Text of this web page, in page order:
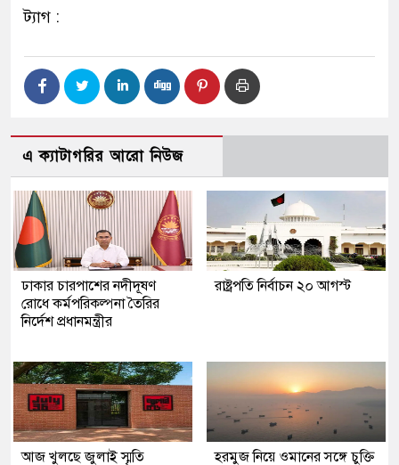
ট্যাগ :
এ ক্যাটাগরির আরো নিউজ
ঢাকার চারপাশের নদীদূষণ
রোধে কর্মপরিকল্পনা তৈরির
নির্দেশ প্রধানমন্ত্রীর
রাষ্ট্রপতি নির্বাচন ২০ আগস্ট
আজ খুলছে জুলাই স্মৃতি
হরমুজ নিয়ে ওমানের সঙ্গে চুক্তি